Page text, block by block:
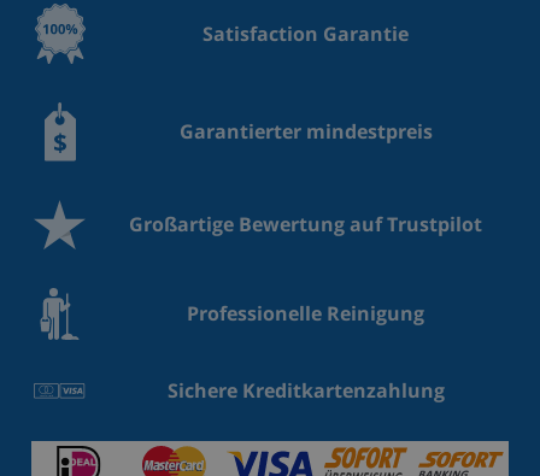
Satisfaction Garantie
Garantierter mindestpreis
Großartige Bewertung auf Trustpilot
Professionelle Reinigung
Sichere Kreditkartenzahlung